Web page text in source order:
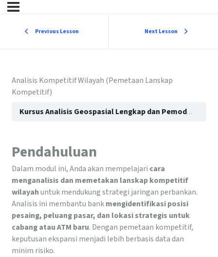
Previous Lesson Next Lesson
Analisis Kompetitif Wilayah (Pemetaan Lanskap
Kompetitif)
Kursus Analisis Geospasial Lengkap dan Pemodelan Prediktif untuk Strategi Jaringan Perbankan
Pendahuluan
Dalam modul ini, Anda akan mempelajari cara
menganalisis dan memetakan lanskap kompetitif
wilayahuntuk mendukung strategi jaringan perbankan.
Analisis ini membantu bankmengidentifikasi posisi
pesaing, peluang pasar, dan lokasi strategis untuk
cabang atau ATM baru. Dengan pemetaan kompetitif,
keputusan ekspansi menjadi lebih berbasis data dan
minim risiko.